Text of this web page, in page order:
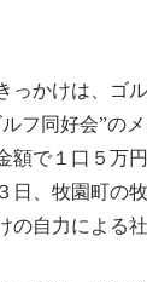
っかけは、ゴ
フ同好会”の
額で１口５万
日、牧園町の
の自力による